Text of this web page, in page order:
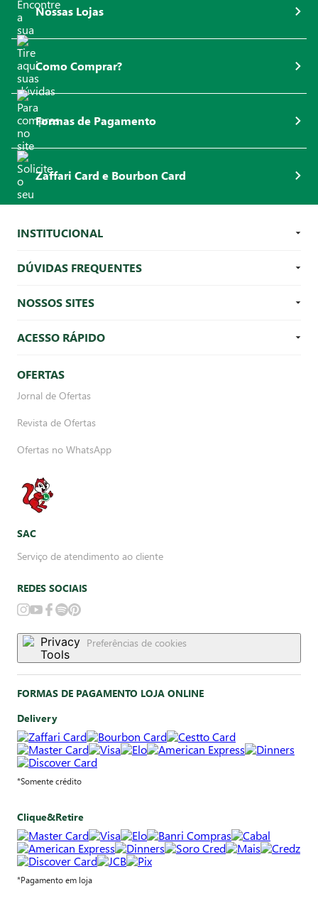
Nossas Lojas
Como Comprar?
Formas de Pagamento
Zaffari Card e Bourbon Card
INSTITUCIONAL
DÚVIDAS FREQUENTES
NOSSOS SITES
ACESSO RÁPIDO
OFERTAS
Jornal de Ofertas
Revista de Ofertas
Ofertas no WhatsApp
SAC
Serviço de atendimento ao cliente
REDES SOCIAIS
Preferências de cookies
FORMAS DE PAGAMENTO LOJA ONLINE
Delivery
*Somente crédito
Clique&Retire
*Pagamento em loja